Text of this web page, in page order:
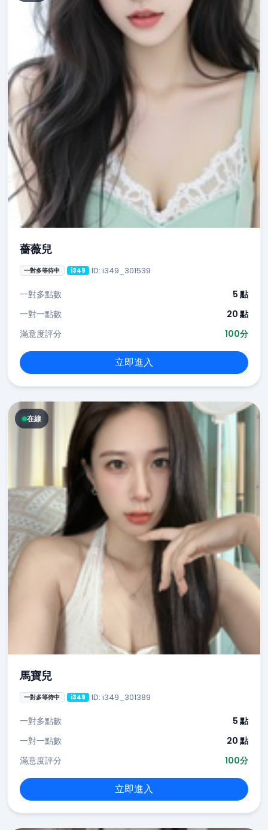
薔薇兒
一對多等待中 i349 ID: i349_301539
一對多點數
5 點
一對一點數
20 點
滿意度評分
100分
立即進入
在線
馬寶兒
一對多等待中 i349 ID: i349_301389
一對多點數
5 點
一對一點數
20 點
滿意度評分
100分
立即進入